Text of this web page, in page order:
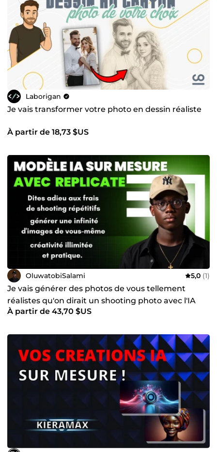
Laborigan
Je vais transformer votre photo en dessin réaliste
À partir de 18,73 $US
OluwatobiSalami 5,0 (1)
Je vais générer des photos de vous tellement
réalistes qu'on dirait un shooting photo avec l'IA
À partir de 43,70 $US